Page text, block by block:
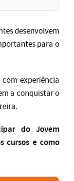
desenvolvem
para o
experiência
a conquistar o
do Jovem
cursos e como